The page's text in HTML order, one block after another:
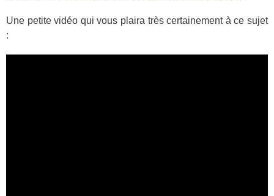
Une petite vidéo qui vous plaira très certainement à ce sujet
: